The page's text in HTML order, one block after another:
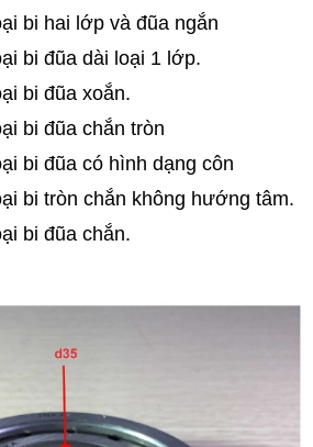
bi hai lớp và đũa ngắn
bi đũa dài loại 1 lớp.
bi đũa xoắn.
bi đũa chắn tròn
bi đũa có hình dạng côn
bi tròn chắn không hướng tâm.
bi đũa chắn.